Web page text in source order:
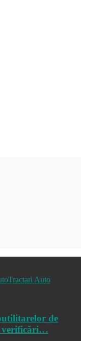
Tractari Auto
de
verificări…